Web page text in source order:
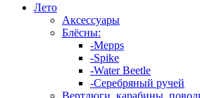
Лето
Аксессуары
Блёсны:
-Mepps
-Spike
-Water Beetle
-Серебряный ручей